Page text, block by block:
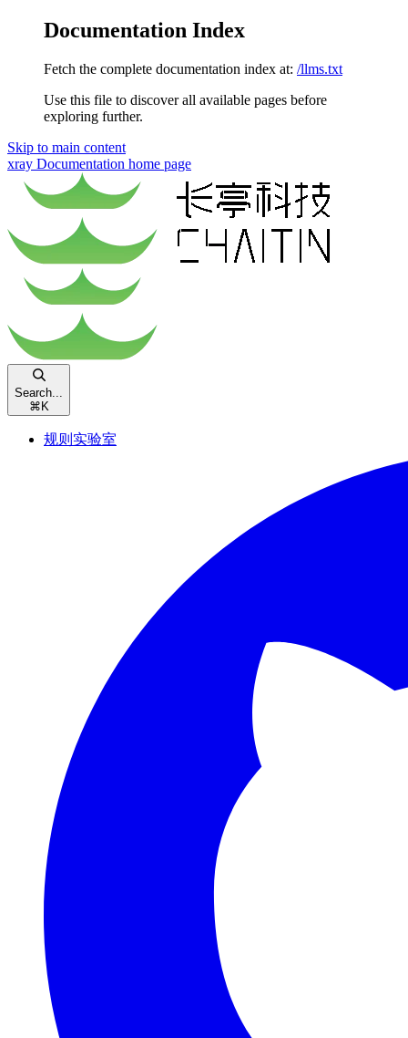
Documentation Index
Fetch the complete documentation index at: /llms.txt
Use this file to discover all available pages before
exploring further.
Skip to main content
xray Documentation home page
Search...
⌘ K
规则实验室